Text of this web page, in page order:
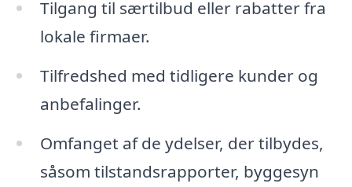
Tilgang til særtilbud eller rabatter fra
lokale firmaer.
Tilfredshed med tidligere kunder og
anbefalinger.
Omfanget af de ydelser, der tilbydes,
såsom tilstandsrapporter, byggesyn